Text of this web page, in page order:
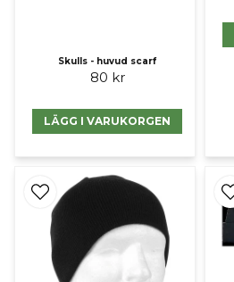
Skulls - huvud scarf
80 kr
LÄGG I VARUKORGEN